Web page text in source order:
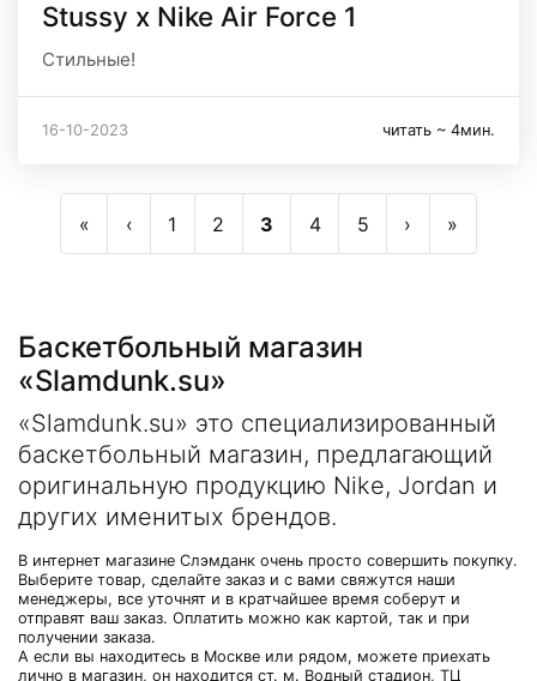
Stussy x Nike Air Force 1
Стильные!
16-10-2023 читать ~ 4мин.
« ‹ 1 2 3 4 5 › »
Баскетбольный магазин
«Slamdunk.su»
«Slamdunk.su» это специализированный
баскетбольный магазин, предлагающий
оригинальную продукцию Nike, Jordan и
других именитых брендов.
В интернет магазине Слэмданк очень просто совершить покупку.
Выберите товар, сделайте заказ и с вами свяжутся наши
менеджеры, все уточнят и в кратчайшее время соберут и
отправят ваш заказ. Оплатить можно как картой, так и при
получении заказа.
А если вы находитесь в Москве или рядом, можете приехать
лично в магазин, он находится ст. м. Водный стадион, ТЦ